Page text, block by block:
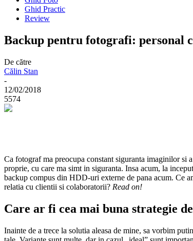
Ghid Practic
Review
Backup pentru fotografi: personal
De către
Călin Stan
-
12/02/2018
5574
Ca fotograf ma preocupa constant siguranta imaginilor si
proprie, cu care ma simt in siguranta. Insa acum, la
backup compus din HDD-uri externe de pana acum. Ce
relatia cu clientii si colaboratorii? Read on!
Care ar fi cea mai buna strategie
Inainte de a trece la solutia aleasa de mine, sa vorbim